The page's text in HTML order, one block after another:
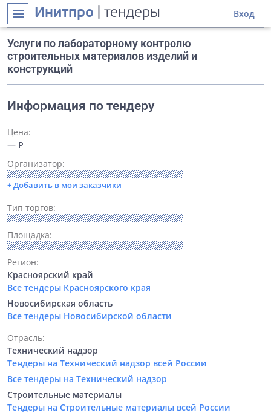
menu Инитпро | тендеры Вход
Услуги по лабораторному контролю
строительных материалов изделий и
конструкций
Информация по тендеру
Цена:
— Р
Организатор:
+ Добавить в мои заказчики
Тип торгов:
Площадка:
Регион:
Красноярский край
Все тендеры Красноярского края
Новосибирская область
Все тендеры Новосибирской области
Отрасль:
Технический надзор
Тендеры на Технический надзор всей России
Все тендеры на Технический надзор
Строительные материалы
Тендеры на Строительные материалы всей России